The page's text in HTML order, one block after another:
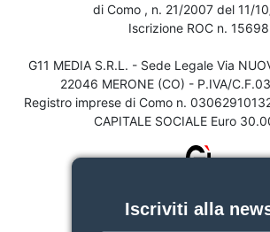
di Como , n. 21/2007 del 11/
Iscrizione ROC n. 15698
G11 MEDIA S.R.L. - Sede Legale Via
22046 MERONE (CO) - P.IVA/
Registro imprese di Como n.
CAPITALE SOCIALE Euro
Iscriviti alla